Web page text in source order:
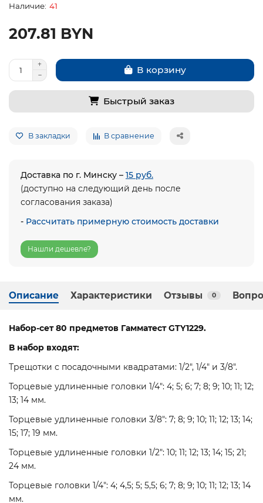
41
207.81 BYN
В корзину
Быстрый заказ
В закладки В сравнение
Доставка по г. Минску – 15 руб.
(доступно на следующий день после
согласования заказа)
- Рассчитать примерную стоимость доставки
Нашли дешевле?
Описание Характеристики Отзывы 0
Набор-сет 80 предметов Гамматест GTY1229.
В набор входят:
Трещотки с посадочными квадратами: 1/2", 1/4" и 3/8".
Торцевые удлиненные головки 1/4": 4; 5; 6; 7; 8; 9; 10; 11; 12;
13; 14 мм.
Торцевые удлиненные головки 3/8": 7; 8; 9; 10; 11; 12; 13; 14;
15; 17; 19 мм.
Торцевые удлиненные головки 1/2": 10; 11; 12; 13; 14; 15; 21;
24 мм.
Торцевые головки 1/4": 4; 4,5; 5; 5,5; 6; 7; 8; 9; 10; 11; 12; 13; 14
мм.